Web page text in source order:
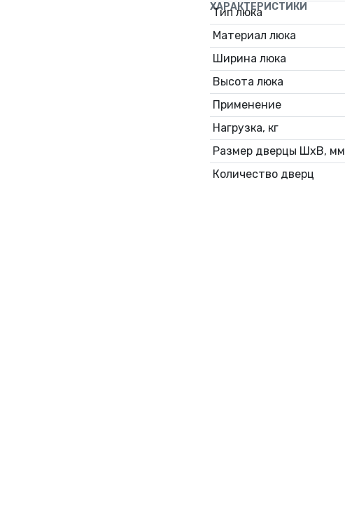
ХАРАКТЕРИСТИКИ
Тип люка
Материал люка
Ширина люка
Высота люка
Применение
Нагрузка, кг
Размер дверцы ШхВ, мм
Количество дверц